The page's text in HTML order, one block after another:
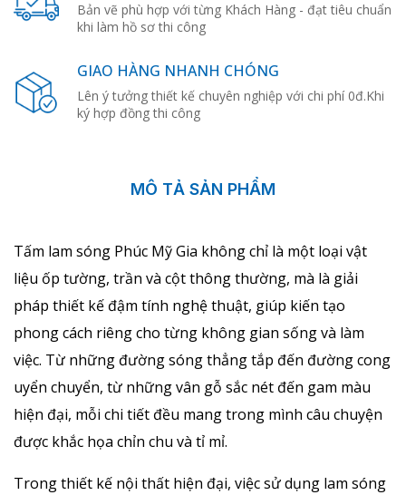
Bản vẽ phù hợp với từng Khách Hàng - đạt tiêu chuẩn
khi làm hồ sơ thi công
GIAO HÀNG NHANH CHÓNG
Lên ý tưởng thiết kế chuyên nghiệp với chi phí 0đ.Khi
ký hợp đồng thi công
MÔ TẢ SẢN PHẨM
Tấm lam sóng Phúc Mỹ Gia không chỉ là một loại vật
liệu ốp tường, trần và cột thông thường, mà là giải
pháp thiết kế đậm tính nghệ thuật, giúp kiến tạo
phong cách riêng cho từng không gian sống và làm
việc. Từ những đường sóng thẳng tắp đến đường cong
uyển chuyển, từ những vân gỗ sắc nét đến gam màu
hiện đại, mỗi chi tiết đều mang trong mình câu chuyện
được khắc họa chỉn chu và tỉ mỉ.
Trong thiết kế nội thất hiện đại, việc sử dụng lam sóng